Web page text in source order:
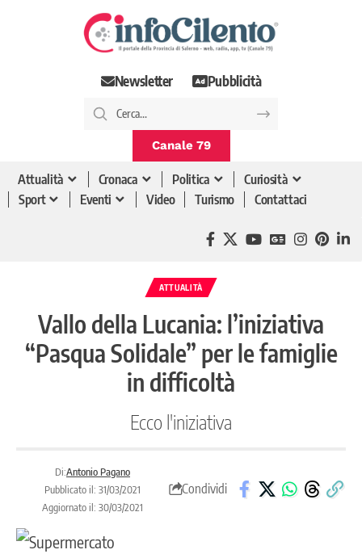
Newsletter Pubblicità
Canale 79
Attualità Cronaca Politica
Curiosità
Sport
Eventi Video Turismo Contattaci
ATTUALITÀ
Vallo della Lucania: l’iniziativa
“Pasqua Solidale” per le famiglie
in difficoltà
Ecco l'iniziativa
Di:Antonio Pagano
Pubblicato il: 31/03/2021
Aggiornato il: 30/03/2021
Condividi